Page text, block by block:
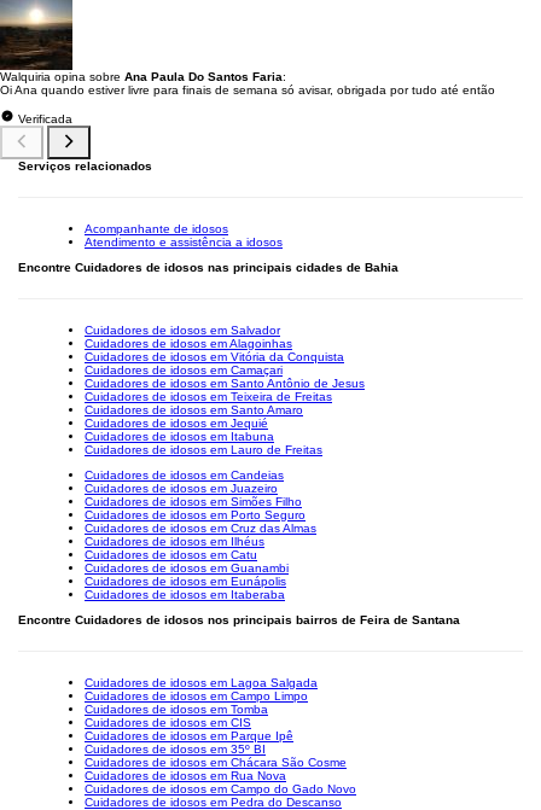
Walquiria opina sobre Ana Paula Do Santos Faria:
Oi Ana quando estiver livre para finais de semana só avisar, obrigada por tudo até então
Verificada
Serviços relacionados
Acompanhante de idosos
Atendimento e assistência a idosos
Encontre Cuidadores de idosos nas principais cidades de Bahia
Cuidadores de idosos em Salvador
Cuidadores de idosos em Alagoinhas
Cuidadores de idosos em Vitória da Conquista
Cuidadores de idosos em Camaçari
Cuidadores de idosos em Santo Antônio de Jesus
Cuidadores de idosos em Teixeira de Freitas
Cuidadores de idosos em Santo Amaro
Cuidadores de idosos em Jequié
Cuidadores de idosos em Itabuna
Cuidadores de idosos em Lauro de Freitas
Cuidadores de idosos em Candeias
Cuidadores de idosos em Juazeiro
Cuidadores de idosos em Simões Filho
Cuidadores de idosos em Porto Seguro
Cuidadores de idosos em Cruz das Almas
Cuidadores de idosos em Ilhéus
Cuidadores de idosos em Catu
Cuidadores de idosos em Guanambi
Cuidadores de idosos em Eunápolis
Cuidadores de idosos em Itaberaba
Encontre Cuidadores de idosos nos principais bairros de Feira de Santana
Cuidadores de idosos em Lagoa Salgada
Cuidadores de idosos em Campo Limpo
Cuidadores de idosos em Tomba
Cuidadores de idosos em CIS
Cuidadores de idosos em Parque Ipê
Cuidadores de idosos em 35º BI
Cuidadores de idosos em Chácara São Cosme
Cuidadores de idosos em Rua Nova
Cuidadores de idosos em Campo do Gado Novo
Cuidadores de idosos em Pedra do Descanso